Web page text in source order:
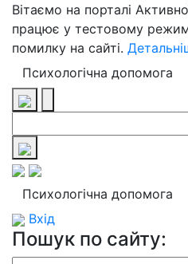
Вітаємо на порталі
працює у тестовому
помилку на сайті.
Психологічна допомога
Психологічна допомога
Вхід
Пошук по сайту: